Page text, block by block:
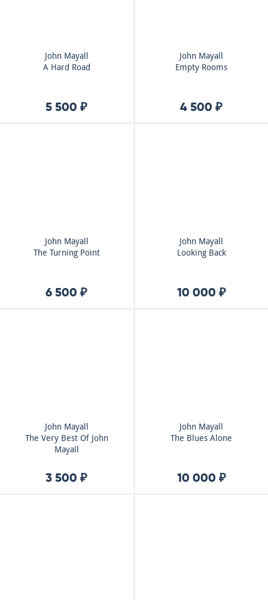
John Mayall
A Hard Road
5 500 ₽
John Mayall
Empty Rooms
4 500 ₽
John Mayall
The Turning Point
6 500 ₽
John Mayall
Looking Back
10 000 ₽
John Mayall
The Very Best Of John
Mayall
3 500 ₽
John Mayall
The Blues Alone
10 000 ₽